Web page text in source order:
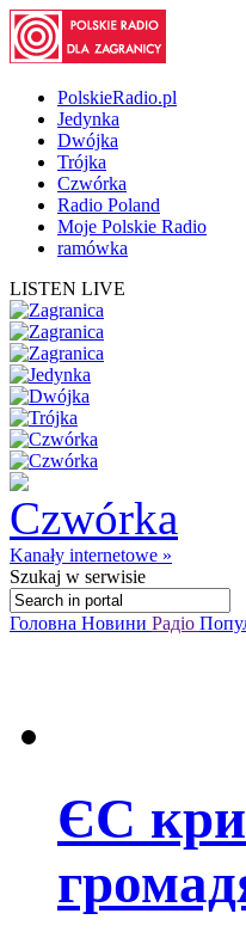
PolskieRadio.pl
Jedynka
Dwójka
Trójka
Czwórka
Radio Poland
Moje Polskie Radio
ramówka
LISTEN LIVE
Kanały internetowe »
Szukaj w serwisie
Головна Новини Радіо
ЄС